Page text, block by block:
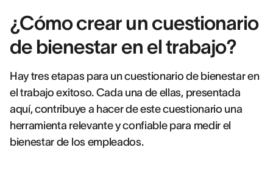
¿Cómo crear un cuestionario
de bienestar en el trabajo?
Hay tres etapas para un cuestionario de bienestar en
el trabajo exitoso. Cada una de ellas, presentada
aquí, contribuye a hacer de este cuestionario una
herramienta relevante y confiable para medir el
bienestar de los empleados.